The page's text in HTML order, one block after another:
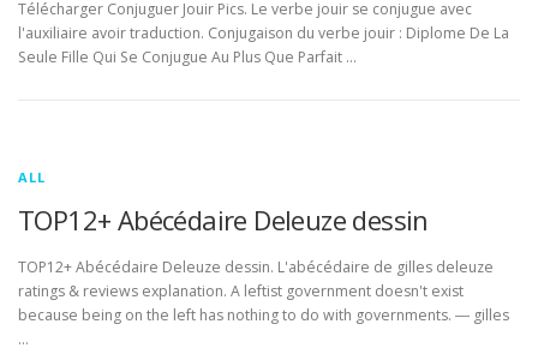
Télécharger Conjuguer Jouir Pics. Le verbe jouir se conjugue avec
l'auxiliaire avoir traduction. Conjugaison du verbe jouir : Diplome De La
Seule Fille Qui Se Conjugue Au Plus Que Parfait …
ALL
TOP12+ Abécédaire Deleuze dessin
TOP12+ Abécédaire Deleuze dessin. L'abécédaire de gilles deleuze
ratings & reviews explanation. A leftist government doesn't exist
because being on the left has nothing to do with governments. ― gilles
…